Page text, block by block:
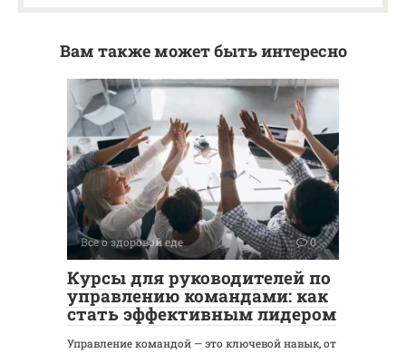
Вам также может быть интересно
Все о здоровой еде 0
Курсы для руководителей по
управлению командами: как
стать эффективным лидером
Управление командой — это ключевой навык, от